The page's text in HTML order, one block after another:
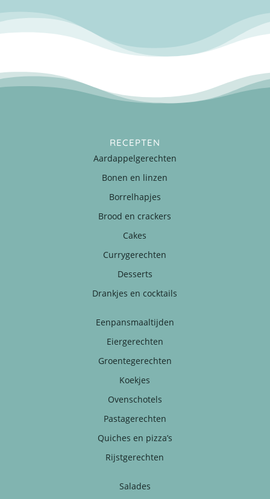
RECEPTEN
Aardappelgerechten
Bonen en linzen
Borrelhapjes
Brood en crackers
Cakes
Currygerechten
Desserts
Drankjes en cocktails
Eenpansmaaltijden
Eiergerechten
Groentegerechten
Koekjes
Ovenschotels
Pastagerechten
Quiches en pizza’s
Rijstgerechten
Salades